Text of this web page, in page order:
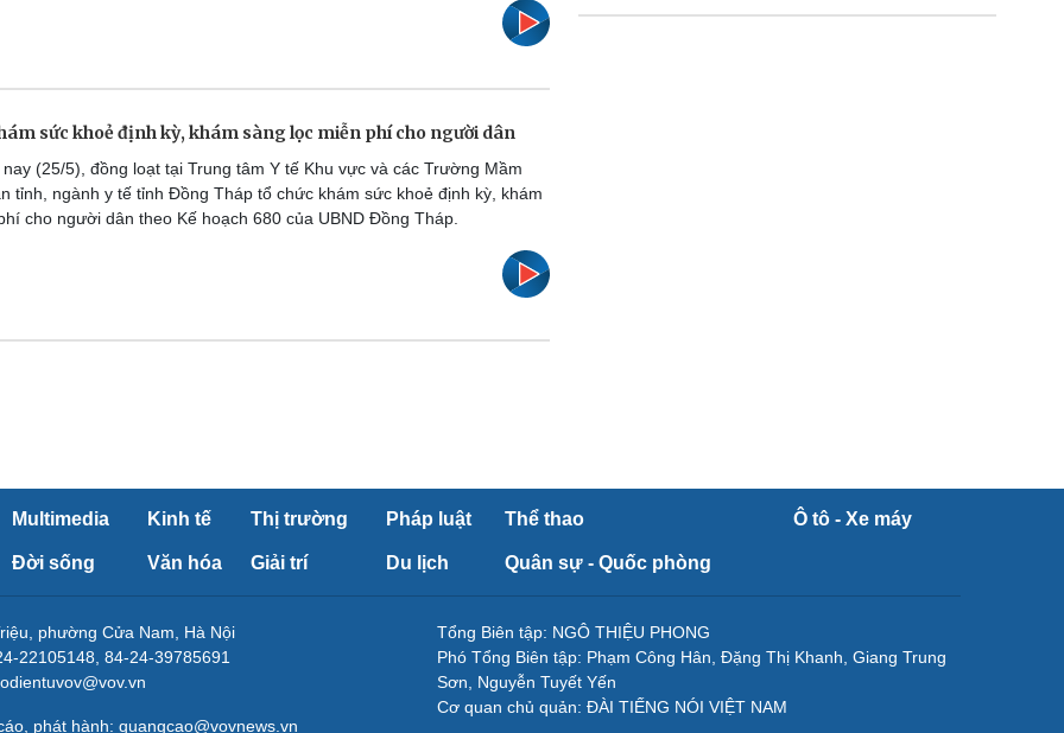
sức khoẻ định kỳ, khám sàng lọc miễn phí cho người dân
nay (25/5), đồng loạt tại Trung tâm Y tế Khu vực và các Trường Mầm
tỉnh, ngành y tế tỉnh Đồng Tháp tổ chức khám sức khoẻ định kỳ, khám
cho người dân theo Kế hoạch 680 của UBND Đồng Tháp.
Multimedia Kinh tế Thị trường Pháp luật Thể thao Ô tô - Xe máy
Đời sống Văn hóa Giải trí Du lịch Quân sự - Quốc phòng
phường Cửa Nam, Hà Nội
22105148, 84-24-39785691
phát hành: quangcao@vovnews.vn
Tổng Biên tập: NGÔ THIỆU PHONG
Phó Tổng Biên tập: Phạm Công Hân, Đặng Thị Khanh, Giang Trung
Sơn, Nguyễn Tuyết Yến
Cơ quan chủ quản: ĐÀI TIẾNG NÓI VIỆT NAM